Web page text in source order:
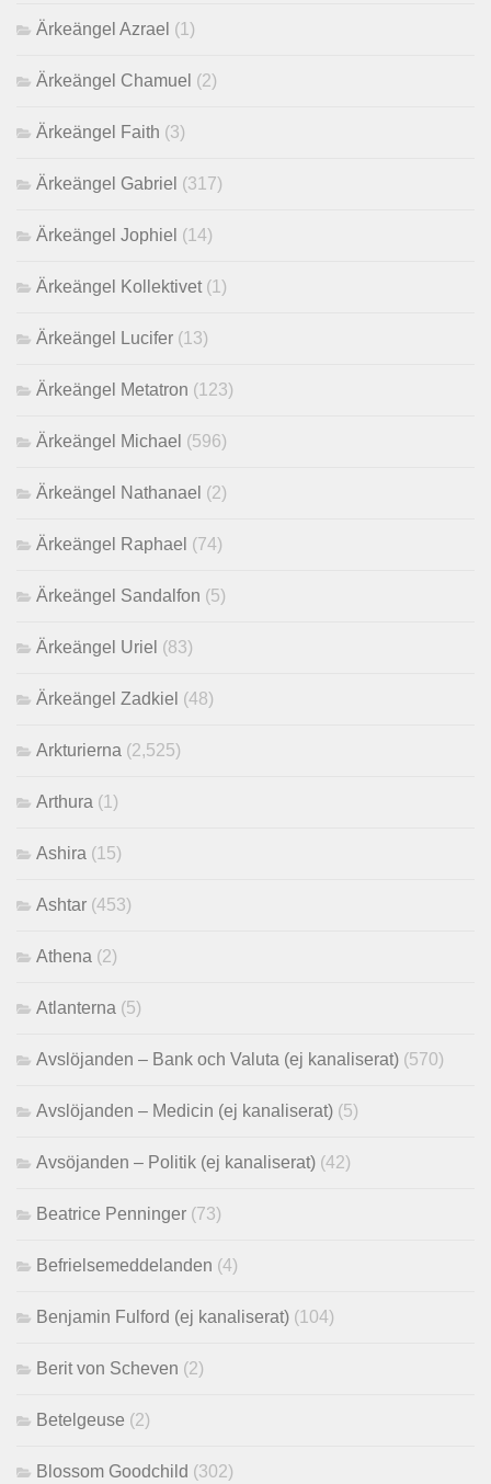
Ärkeängel Azrael (1)
Ärkeängel Chamuel (2)
Ärkeängel Faith (3)
Ärkeängel Gabriel (317)
Ärkeängel Jophiel (14)
Ärkeängel Kollektivet (1)
Ärkeängel Lucifer (13)
Ärkeängel Metatron (123)
Ärkeängel Michael (596)
Ärkeängel Nathanael (2)
Ärkeängel Raphael (74)
Ärkeängel Sandalfon (5)
Ärkeängel Uriel (83)
Ärkeängel Zadkiel (48)
Arkturierna (2,525)
Arthura (1)
Ashira (15)
Ashtar (453)
Athena (2)
Atlanterna (5)
Avslöjanden – Bank och Valuta (ej kanaliserat) (570)
Avslöjanden – Medicin (ej kanaliserat) (5)
Avsöjanden – Politik (ej kanaliserat) (42)
Beatrice Penninger (73)
Befrielsemeddelanden (4)
Benjamin Fulford (ej kanaliserat) (104)
Berit von Scheven (2)
Betelgeuse (2)
Blossom Goodchild (302)